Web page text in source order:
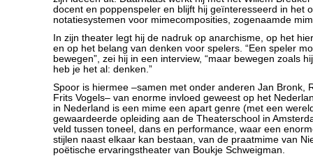
docent en poppenspeler en blijft hij geïnteresseerd in het
notatiesystemen voor mimecomposities, zogenaamde
In zijn theater legt hij de nadruk op anarchisme, op het
en op het belang van denken voor spelers. “Een speler
bewegen”, zei hij in een interview, “maar bewegen zoals
heb je het al: denken.”
Spoor is hiermee –samen met onder anderen Jan Bronk,
Frits Vogels– van enorme invloed geweest op het
in Nederland is een mime een apart genre (met een
gewaardeerde opleiding aan de Theaterschool in
veld tussen toneel, dans en performance, waar een
stijlen naast elkaar kan bestaan, van de praatmime van
poëtische ervaringstheater van Boukje Schweigman.